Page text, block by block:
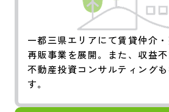
一都三県エリアにて賃貸仲介
再販事業を展開。また、収益
不動産投資コンサルティング
す。